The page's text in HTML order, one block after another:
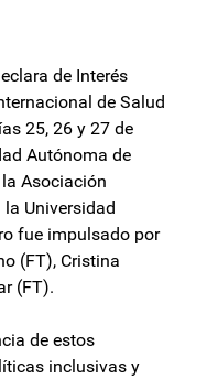
de Interés
de Salud
25, 26 y 27 de
Autónoma de
Asociación
Universidad
fue impulsado por
(FT), Cristina
(FT).
de estos
inclusivas y